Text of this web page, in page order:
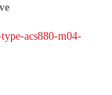
acs880-m04-